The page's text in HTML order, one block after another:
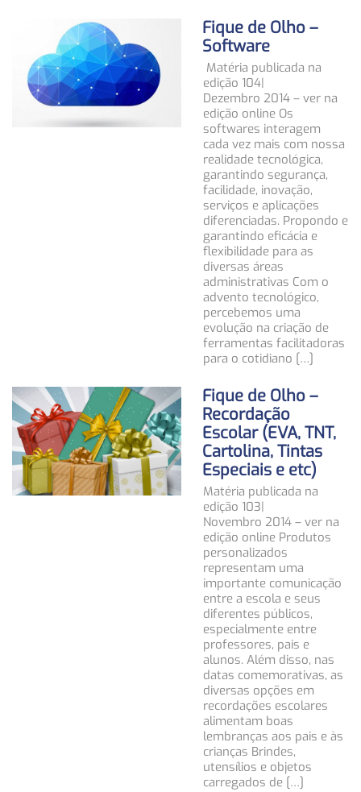
Fique de Olho –
Software
Matéria publicada na
edição 104|
Dezembro 2014 – ver na
edição online Os
softwares interagem
cada vez mais com nossa
realidade tecnológica,
garantindo segurança,
facilidade, inovação,
serviços e aplicações
diferenciadas. Propondo e
garantindo eficácia e
flexibilidade para as
diversas áreas
administrativas Com o
advento tecnológico,
percebemos uma
evolução na criação de
ferramentas facilitadoras
para o cotidiano […]
Fique de Olho –
Recordação
Escolar (EVA, TNT,
Cartolina, Tintas
Especiais e etc)
Matéria publicada na
edição 103|
Novembro 2014 – ver na
edição online Produtos
personalizados
representam uma
importante comunicação
entre a escola e seus
diferentes públicos,
especialmente entre
professores, pais e
alunos. Além disso, nas
datas comemorativas, as
diversas opções em
recordações escolares
alimentam boas
lembranças aos pais e às
crianças Brindes,
utensílios e objetos
carregados de […]